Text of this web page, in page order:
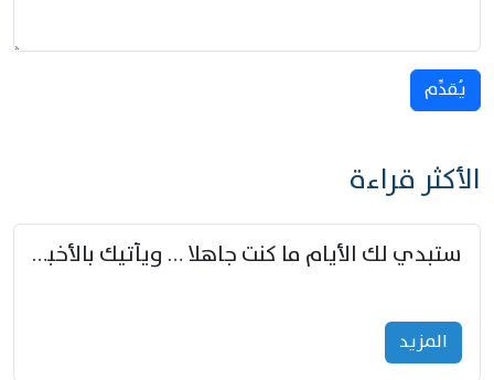
يُقدِّم
الأكثر قراءة
ستبدي لك الأيام ما كنت جاهلا … ويأتيك بالأخبار من لم تزوّد
المزید